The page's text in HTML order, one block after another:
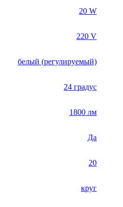
20 W
220 V
белый (регулируемый)
24 градус
1800 лм
Да
20
круг